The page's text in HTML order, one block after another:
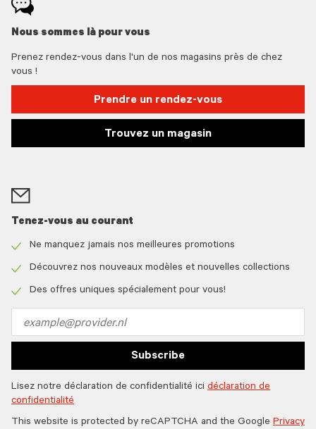
Nous sommes là pour vous
Prenez rendez-vous dans l'un de nos magasins près de chez
vous !
Prendre un rendez-vous
Trouvez un magasin
Tenez-vous au courant
icon
Ne manquez jamais nos meilleures promotions
icon
Découvrez nos nouveaux modèles et nouvelles collections
Des offres uniques spécialement pour vous!
address
Subscribe
Lisez notre déclaration de confidentialité ici déclaration de
confidentialité
This website is protected by reCAPTCHA and the Google Privacy